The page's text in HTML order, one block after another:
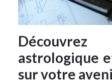
astrologique
sur votre